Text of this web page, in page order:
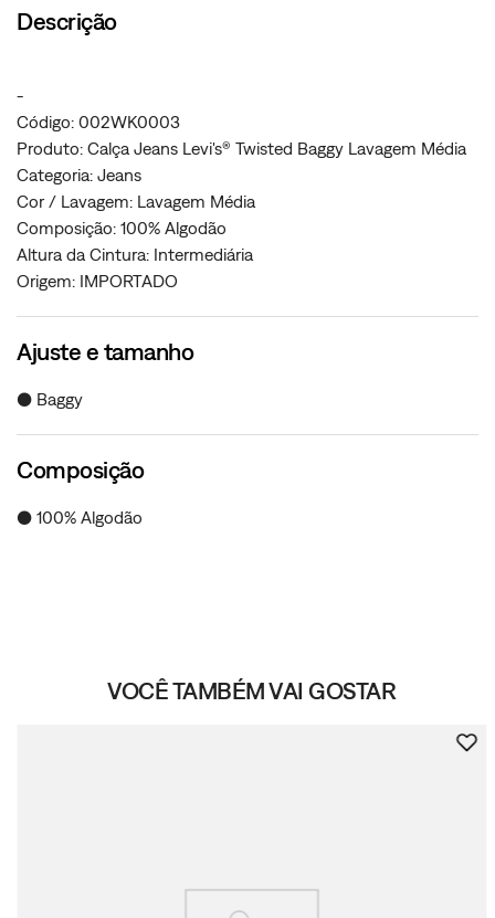
Descrição
-
Código: 002WK0003
Produto: Calça Jeans Levi's® Twisted Baggy Lavagem Média
Categoria: Jeans
Cor / Lavagem: Lavagem Média
Composição: 100% Algodão
Altura da Cintura: Intermediária
Origem: IMPORTADO
Ajuste e tamanho
● Baggy
Composição
● 100% Algodão
VOCÊ TAMBÉM VAI GOSTAR